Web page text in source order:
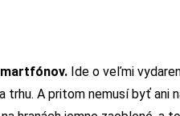
Ide o veľmi
A pritom nemusí byť ani